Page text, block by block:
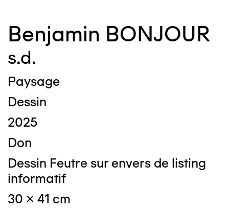
Benjamin BONJOUR
s.d.
Paysage
Dessin
2025
Don
Dessin Feutre sur envers de listing
informatif
30 x 41 cm